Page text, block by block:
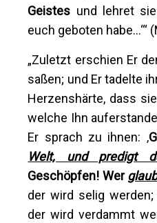
Geistes und lehret
euch geboten habe…‘“
„Zuletzt erschien Er
saßen; und Er tadelte
Herzenshärte, dass
welche Ihn
Er sprach zu ihnen: ‚
Welt, und predigt
Geschöpfen! Wer
der wird selig
der wird verdammt